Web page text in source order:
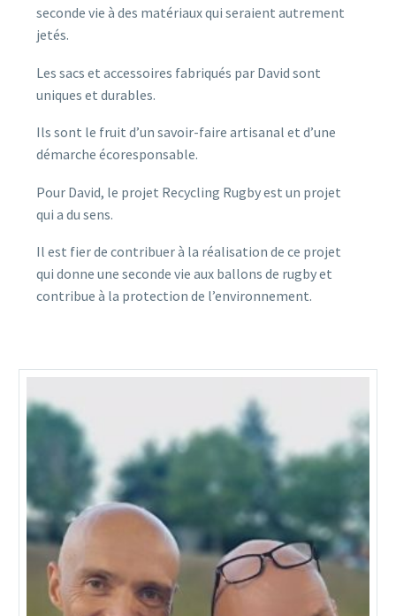
seconde vie à des matériaux qui seraient autrement
jetés.
Les sacs et accessoires fabriqués par David sont
uniques et durables.
Ils sont le fruit d’un savoir-faire artisanal et d’une
démarche écoresponsable.
Pour David, le projet Recycling Rugby est un projet
qui a du sens.
Il est fier de contribuer à la réalisation de ce projet
qui donne une seconde vie aux ballons de rugby et
contribue à la protection de l’environnement.